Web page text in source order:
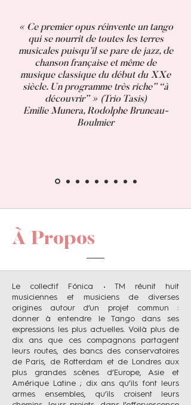
« Ce premier opus réinvente un tango
qui se nourrit de toutes les terres
musicales puisqu’il se pare de jazz, de
chanson française et même de
musique classique du début du XXe
siècle. Un programme très riche” “à
découvrir” » (Trio Tasis)
Emilie Munera, Rodolphe Bruneau-
Boulmier
À Propos
Le collectif Fónica • TM réunit huit
musiciennes et musiciens de diverses
origines autour d’un projet commun :
donner à entendre le Tango dans ses
expressions les plus actuelles. Voilà plus de
dix ans que ces compagnons partagent
leurs routes, des bancs des conservatoires
de Paris, de Rotterdam et de Londres aux
plus grandes scènes d’Europe, Asie et
Amérique Latine ; dix ans qu’ils font leurs
armes ensembles, qu’ils croisent leurs